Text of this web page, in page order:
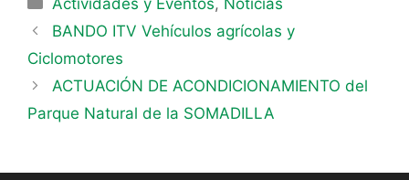
Actividades y Eventos, Noticias
BANDO ITV Vehículos agrícolas y
Ciclomotores
ACTUACIÓN DE ACONDICIONAMIENTO del
Parque Natural de la SOMADILLA